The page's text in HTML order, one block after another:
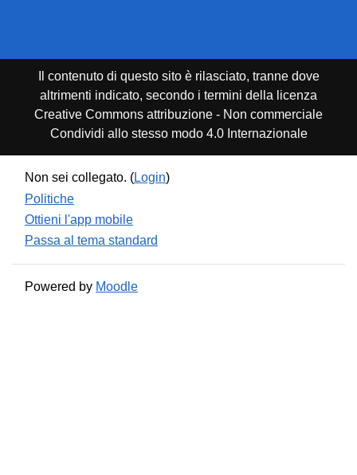
Il contenuto di questo sito è rilasciato, tranne dove
altrimenti indicato, secondo i termini della licenza
Creative Commons attribuzione - Non commerciale
Condividi allo stesso modo 4.0 Internazionale
Non sei collegato. (Login)
Politiche
Ottieni l'app mobile
Passa al tema standard
Powered by Moodle